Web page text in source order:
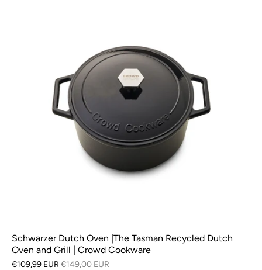
Schwarzer Dutch Oven |The Tasman Recycled Dutch
Oven and Grill | Crowd Cookware
€109,99 EUR €149,00 EUR